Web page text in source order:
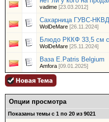
vadime [23.03.2012]
Сахарница ГУВС-НКВД
WolDeMare [26.11.2024]
Блюдо РККФ 33,5 см
WolDeMare [25.11.2024]
Ваза E.Patris Belgium
Amfora [09.01.2025]
Опции просмотра
Показаны темы с 1 по 20 из 9021